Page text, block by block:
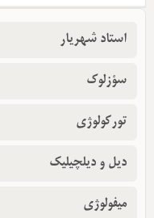
استاد شهریار
سؤزلوک
تورکولوژی
دیل و دیلچیلیک
میفولوژی